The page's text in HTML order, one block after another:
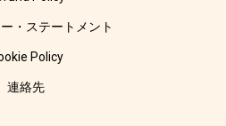
・ステートメント
Policy
連絡先